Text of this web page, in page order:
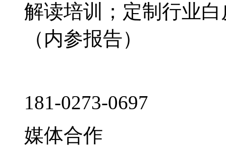
解读培训；定制行业
（内参报告）
181-0273-0697
媒体合作